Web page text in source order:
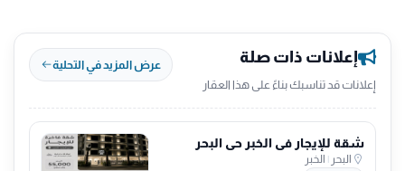
إعلانات ذات صلة
إعلانات قد تناسبك بناءً على هذا العقار
عرض المزيد في التحلية
شقة للإيجار في الخبر حي البحر
البحر | الخبر